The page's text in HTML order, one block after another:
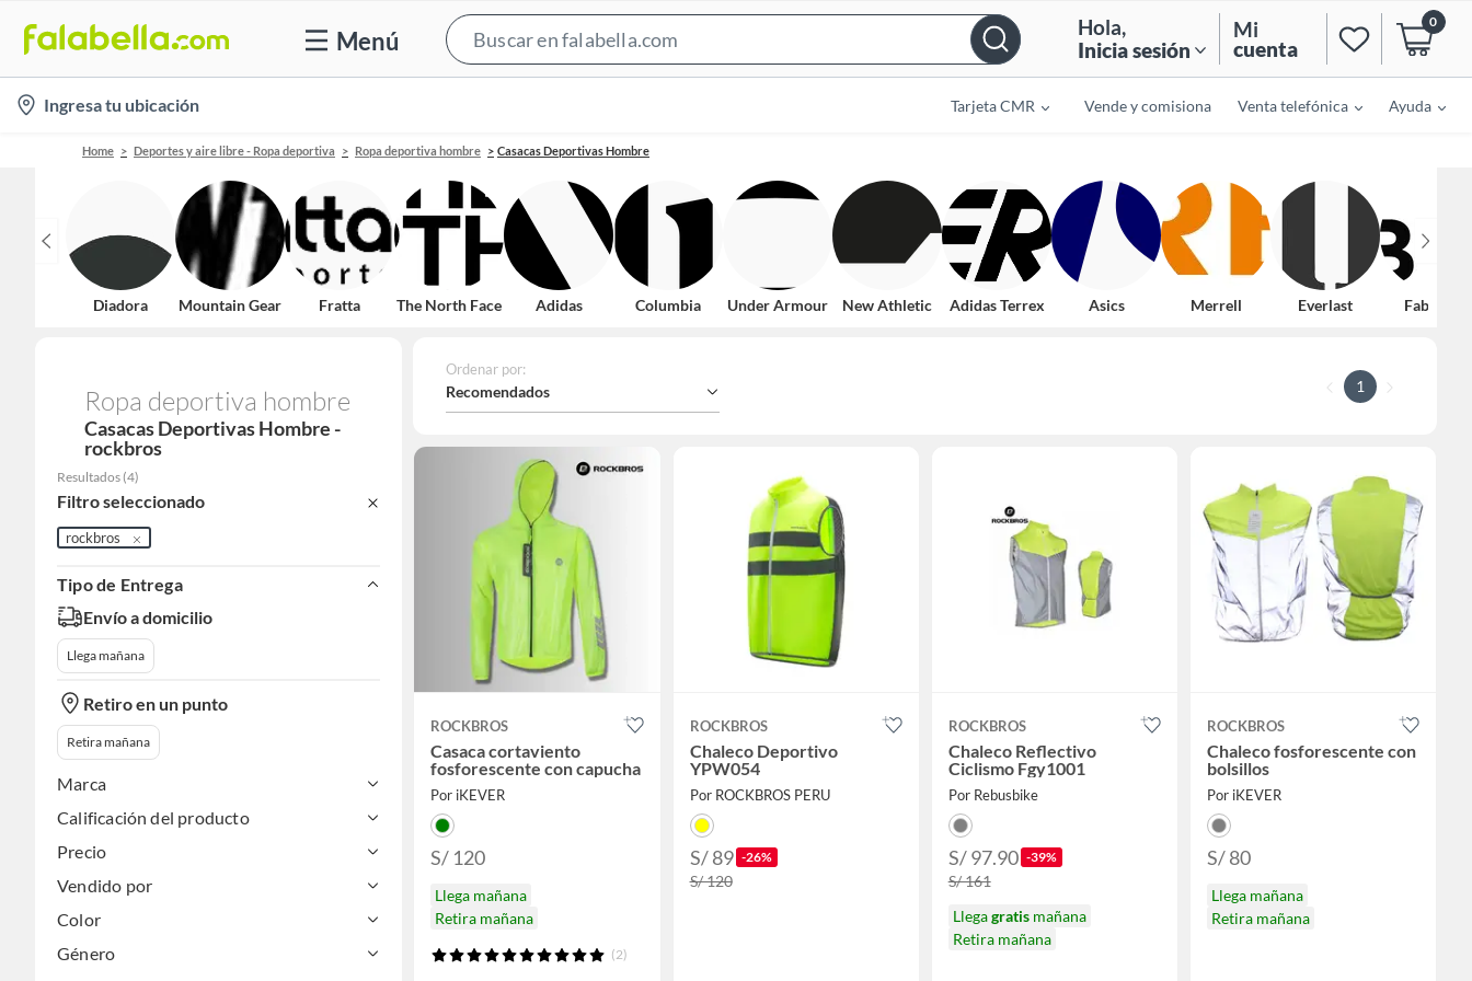
Menú
Bar
Hola,
Inicia sesión
Mi
cuenta
0
location-
icon
Ingresa tu ubicación Tarjeta CMR Vende y comisiona Venta telefónica Ayuda
Home Deportes y aire libre - Ropa deportiva Ropa deportiva hombre Casacas Deportivas Hombre
Diadora Mountain Gear Fratta The North Face Adidas Columbia Under Armour New Athletic Adidas Terrex Asics Merrell Everlast Fabletics
Ropa deportiva hombre
Casacas Deportivas Hombre -
rockbros
Resultados (4)
Filtro seleccionado
rockbros
Tipo de Entrega
Envío a domicilio
Llega mañana
Retiro en un punto
Retira mañana
Marca
Calificación del producto
Precio
Vendido por
Color
Género
Ordenar por:
Recomendados 1
ROCKBROS
Casaca cortaviento
fosforescente con capucha
Por iKEVER
S/ 120
Llega mañana
Retira mañana
(2)
ROCKBROS
Chaleco Deportivo
YPW054
Por ROCKBROS PERU
S/ 89 -26%
S/ 120
ROCKBROS
Chaleco Reflectivo
Ciclismo Fgy1001
Por Rebusbike
S/ 97.90 -39%
S/ 161
Llegagratismañana
Retira mañana
ROCKBROS
Chaleco fosforescente con
bolsillos
Por iKEVER
S/ 80
Llega mañana
Retira mañana